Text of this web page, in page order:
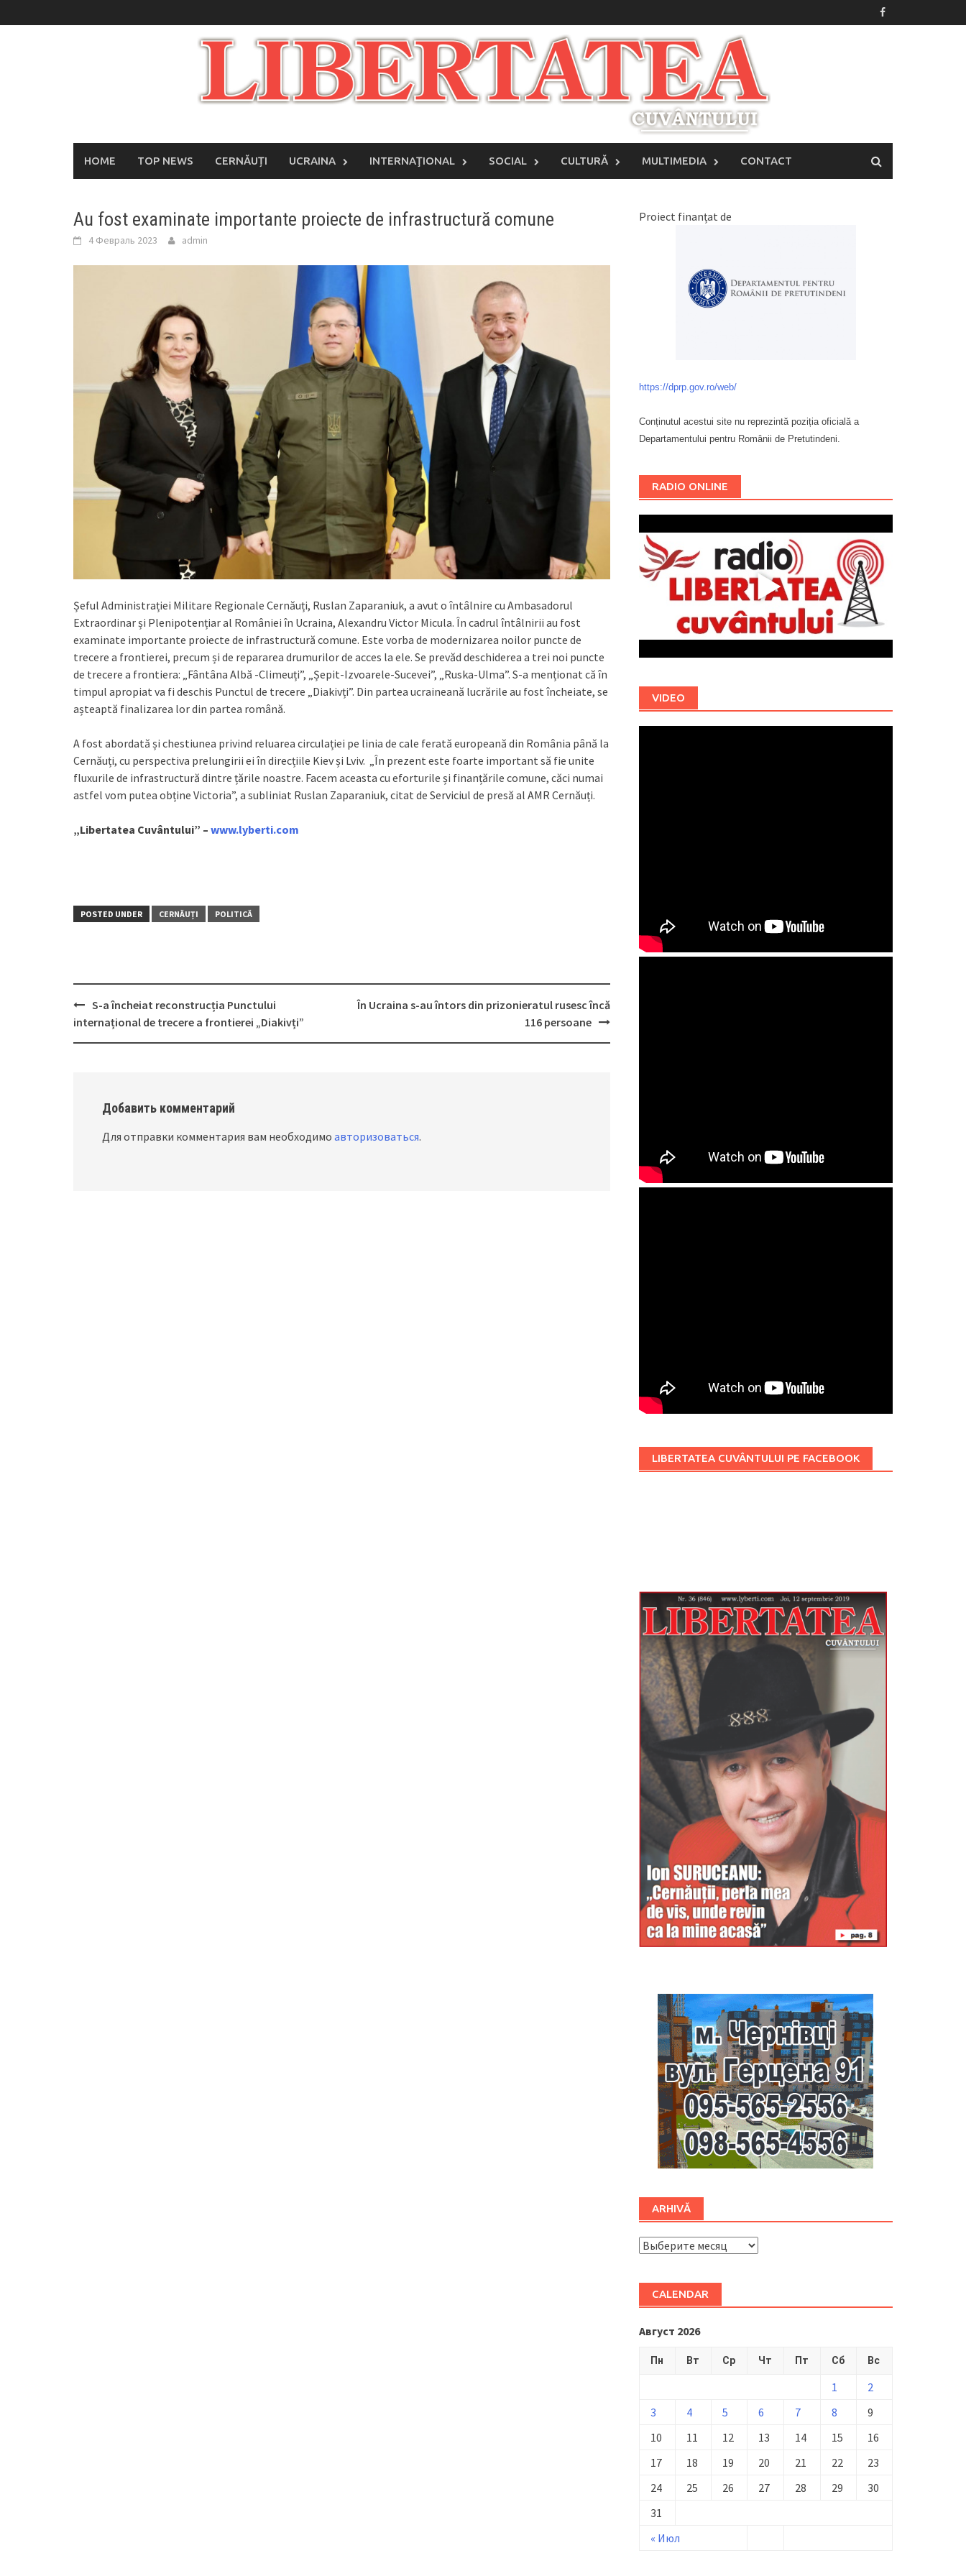
to
HOME TOP NEWS CERNĂUȚI UCRAINA INTERNAŢIONAL SOCIAL CULTURĂ MULTIMEDIA CONTACT
Au fost examinate importante proiecte de infrastructură comune
4 Февраль 2023 admin
Șeful Administrației Militare Regionale Cernăuți, Ruslan Zaparaniuk, a avut o întâlnire cu Ambasadorul
Extraordinar și Plenipotențiar al României în Ucraina, Alexandru Victor Micula. În cadrul întâlnirii au fost
examinate importante proiecte de infrastructură comune. Este vorba de modernizarea noilor puncte de
trecere a frontierei, precum și de repararea drumurilor de acces la ele. Se prevăd deschiderea a trei noi puncte
de trecere a frontiera: „Fântâna Albă -Climeuți”, „Șepit-Izvoarele-Sucevei”, „Ruska-Ulma”. S-a menționat că în
timpul apropiat va fi deschis Punctul de trecere „Diakivți”. Din partea ucraineană lucrările au fost încheiate, se
așteaptă finalizarea lor din partea română.
A fost abordată și chestiunea privind reluarea circulației pe linia de cale ferată europeană din România până la
Cernăuți, cu perspectiva prelungirii ei în direcțiile Kiev și Lviv. „În prezent este foarte important să fie unite
fluxurile de infrastructură dintre țările noastre. Facem aceasta cu eforturile și finanțările comune, căci numai
astfel vom putea obține Victoria”, a subliniat Ruslan Zaparaniuk, citat de Serviciul de presă al AMR Cernăuți.
„Libertatea Cuvântului” – www.lyberti.com
POSTED UNDER CERNĂUȚI POLITICĂ
Post
navigation
S-a încheiat reconstrucția Punctului
internațional de trecere a frontierei „Diakivți”
În Ucraina s-au întors din prizonieratul rusesc încă
116 persoane
Добавить комментарий
Для отправки комментария вам необходимо авторизоваться.
Proiect finanțat de
https://dprp.gov.ro/web/
Conținutul acestui site nu reprezintă poziția oficială a
Departamentului pentru Românii de Pretutindeni.
RADIO ONLINE
VIDEO
LIBERTATEA CUVÂNTULUI PE FACEBOOK
ARHIVĂ
ARHIVĂ
CALENDAR
Август 2026
Пн Вт Ср Чт Пт Сб Вс
« Июл
1
2
3
4 5 6 7 8
9
10
11 12 13 14 15
16
17
18 19 20 21 22
23
24
25 26 27 28 29
30
31